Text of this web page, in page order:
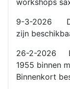
workshops
9-3-2026 De
zijn
26-2-2026
1955 binnen
Binnenkort